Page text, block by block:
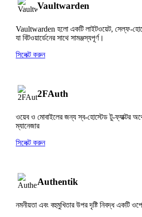
Vaultwarden
Vaultwarden হলো একটি লাইটওয়েট, সেল্ফ-
যা বিটওয়ার্ডেনের সাথে সামঞ্জস্যপূর্ণ।
সিলেক্ট করুন
2FAuth
ওয়েব ও মোবাইলের জন্য স্ব-হোস্টেড টু-ফ্যাক্টর
ম্যানেজার
সিলেক্ট করুন
Authentik
নমনীয়তা এবং বহুমুখিতার উপর দৃষ্টি নিবদ্ধ একটি